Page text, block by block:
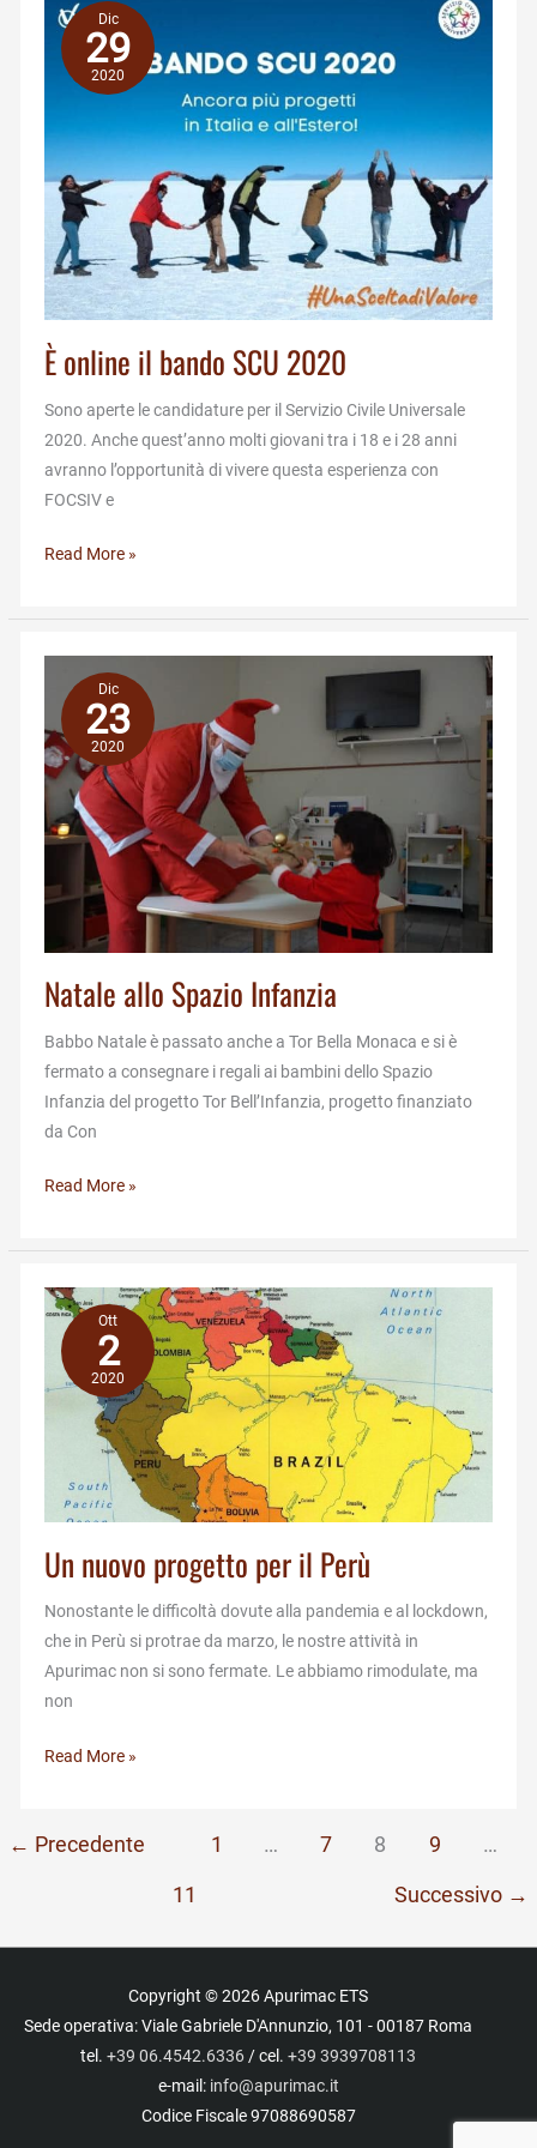
Abancay
Dic
29
2020
È online il bando SCU 2020
Sono aperte le candidature per il Servizio Civile Universale
2020. Anche quest’anno molti giovani tra i 18 e i 28 anni
avranno l’opportunità di vivere questa esperienza con
FOCSIV e
È
2020
Read More »
Dic
23
2020
Natale allo Spazio Infanzia
Babbo Natale è passato anche a Tor Bella Monaca e si è
fermato a consegnare i regali ai bambini dello Spazio
Infanzia del progetto Tor Bell’Infanzia, progetto finanziato
da Con
Natale
Read More »
Ott
2
2020
Un nuovo progetto per il Perù
Nonostante le difficoltà dovute alla pandemia e al lockdown,
che in Perù si protrae da marzo, le nostre attività in
Apurimac non si sono fermate. Le abbiamo rimodulate, ma
non
Un
per
Read More »
← Precedente 1 … 7 8 9 …
11 Successivo →
Copyright © 2026Apurimac ETS
Sede operativa: Viale Gabriele D'Annunzio, 101 - 00187 Roma
tel. +39 06.4542.6336 / cel. +39 3939708113
e-mail:info@apurimac.it
Codice Fiscale 97088690587